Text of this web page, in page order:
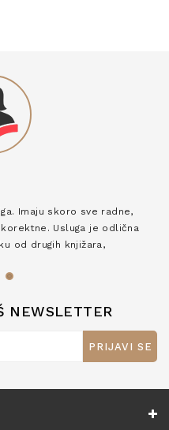
Imaju skoro sve radne,
Usluga je odlična
od drugih knjižara,
NEWSLETTER
PRIJAVI SE